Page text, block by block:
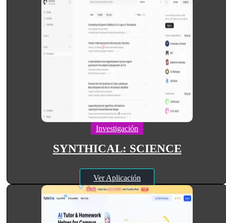
Investigación
SYNTHICAL: SCIENCE
Ver Aplicación